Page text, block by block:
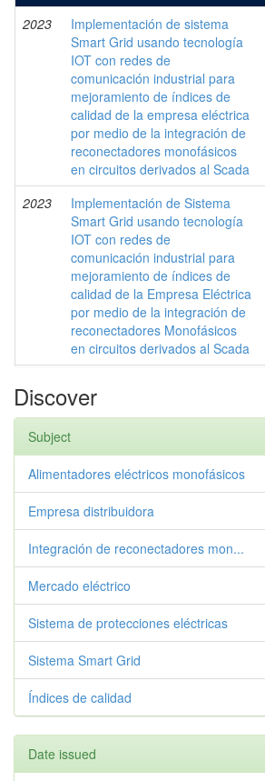
2023
Implementación de sistema
Smart Grid usando tecnología
IOT con redes de
comunicación industrial para
mejoramiento de índices de
calidad de la empresa eléctrica
por medio de la integración de
reconectadores monofásicos
en circuitos derivados al Scada
2023
Implementación de Sistema
Smart Grid usando tecnología
IOT con redes de
comunicación industrial para
mejoramiento de índices de
calidad de la Empresa Eléctrica
por medio de la integración de
reconectadores Monofásicos
en circuitos derivados al Scada
Discover
Subject
Alimentadores eléctricos monofásicos
Empresa distribuidora
Integración de reconectadores mon...
Mercado eléctrico
Sistema de protecciones eléctricas
Sistema Smart Grid
Índices de calidad
Date issued